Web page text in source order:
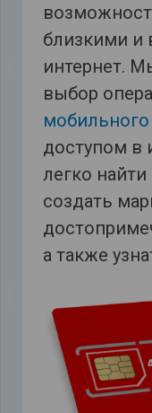
близкими и
интернет.
выбор
доступом в
легко
создать
а также